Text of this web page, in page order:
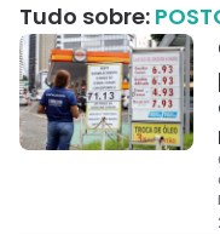
Tudo sobre: